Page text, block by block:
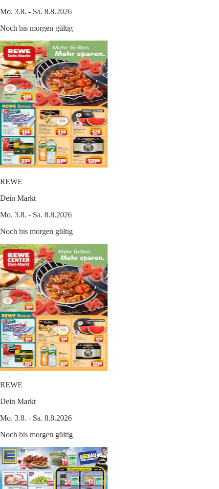
Mo. 3.8. - Sa. 8.8.2026
Noch bis morgen gültig
REWE
Dein Markt
Mo. 3.8. - Sa. 8.8.2026
Noch bis morgen gültig
REWE
Dein Markt
Mo. 3.8. - Sa. 8.8.2026
Noch bis morgen gültig